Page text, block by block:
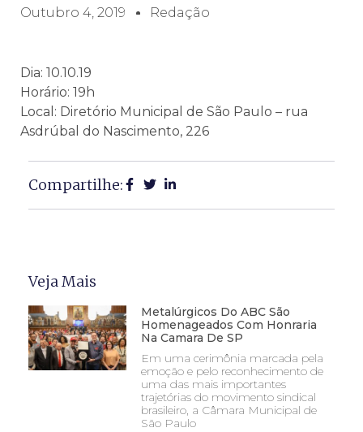
Outubro 4, 2019 Redação
Dia: 10.10.19
Horário: 19h
Local: Diretório Municipal de São Paulo – rua
Asdrúbal do Nascimento, 226
Compartilhe:
Veja Mais
Metalúrgicos Do ABC São
Homenageados Com Honraria
Na Camara De SP
Em uma cerimônia marcada pela
emoção e pelo reconhecimento de
uma das mais importantes
trajetórias do movimento sindical
brasileiro, a Câmara Municipal de
São Paulo